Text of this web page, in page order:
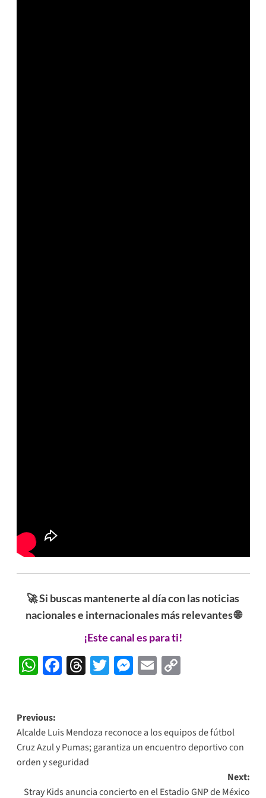
🚀 Si buscas mantenerte al día con las noticias
nacionales e internacionales más relevantes 🌐
¡Este canal es para ti!
WhatsApp
Facebook
Threads
Twitter
Messenger
EmailCopy
Post
navigation
Previous:
Alcalde Luis Mendoza reconoce a los equipos de fútbol
Cruz Azul y Pumas; garantiza un encuentro deportivo con
orden y seguridad
Next:
Stray Kids anuncia concierto en el Estadio GNP de México